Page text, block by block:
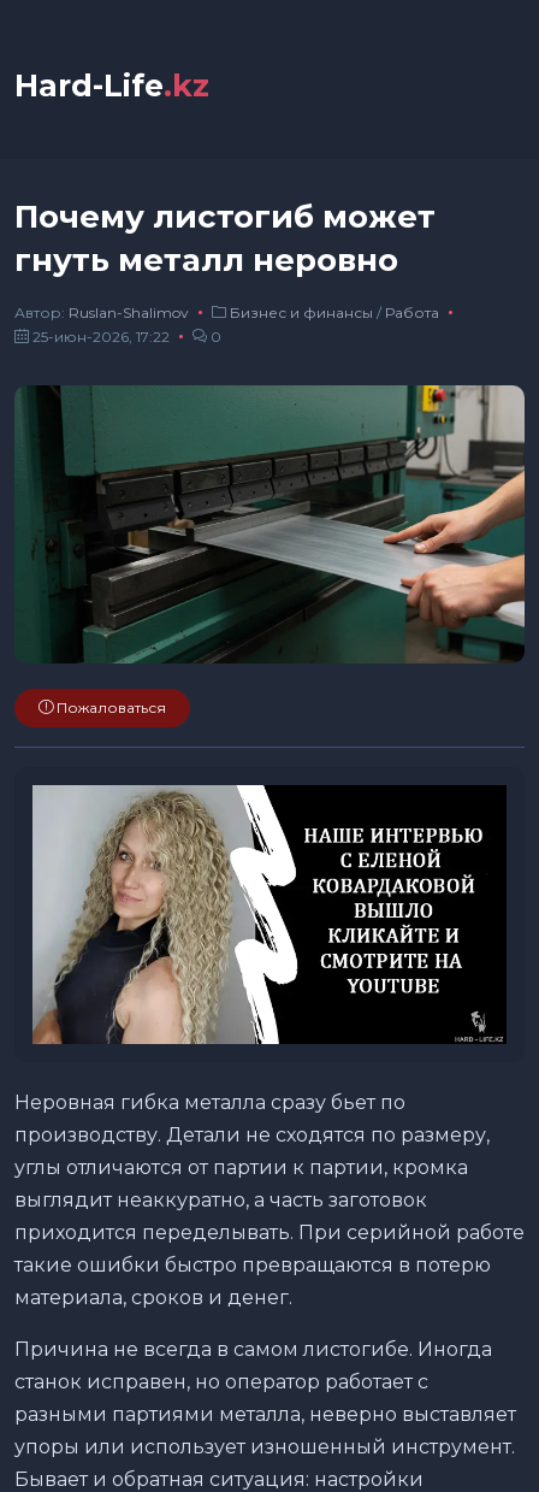
Hard-Life.kz
Почему листогиб может
гнуть металл неровно
Автор: Ruslan-Shalimov Бизнес и финансы / Работа
25-июн-2026, 17:22
0
Пожаловаться
Неровная гибка металла сразу бьет по
производству. Детали не сходятся по размеру,
углы отличаются от партии к партии, кромка
выглядит неаккуратно, а часть заготовок
приходится переделывать. При серийной работе
такие ошибки быстро превращаются в потерю
материала, сроков и денег.
Причина не всегда в самом листогибе. Иногда
станок исправен, но оператор работает с
разными партиями металла, неверно выставляет
упоры или использует изношенный инструмент.
Бывает и обратная ситуация: настройки